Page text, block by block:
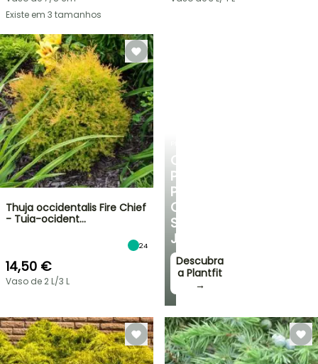
CONSELHOS
PERSONALIZADOS
PARA
O
SEU
JARDIM
Descubra
a Plantfit
→
Existe em 3 tamanhos
Thuja occidentalis Fire Chief
- Tuia-ocident…
24
14,50 €
Vaso de 2 L/3 L